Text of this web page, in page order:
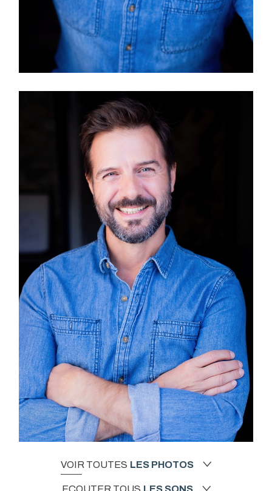
VOIR TOUTES LES PHOTOS
ECOUTER TOUS LES SONS